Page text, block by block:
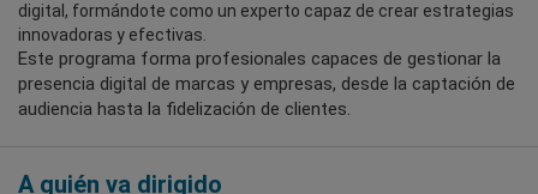
digital, formándote como un experto capaz de crear estrategias
innovadoras y efectivas.
Este programa forma profesionales capaces de gestionar la
presencia digital de marcas y empresas, desde la captación de
audiencia hasta la fidelización de clientes.
A quién va dirigido